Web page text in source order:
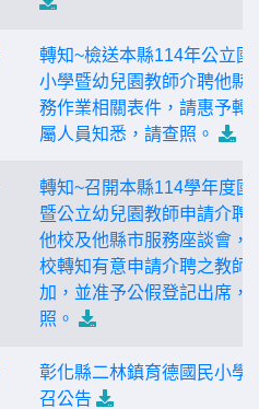
轉知~檢送本縣114年公立國
小學暨幼兒園教師介聘他縣
務作業相關表件，請惠予轉
屬人員知悉，請查照。
轉知~召開本縣114學年度國
暨公立幼兒園教師申請介聘
他校及他縣市服務座談會，
校轉知有意申請介聘之教師
加，並准予公假登記出席，
照。
彰化縣二林鎮育德國民小學
召公告